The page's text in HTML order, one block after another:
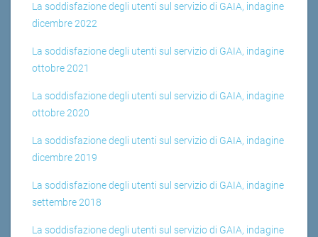
La soddisfazione degli utenti sul servizio di GAIA, indagine
dicembre 2022
La soddisfazione degli utenti sul servizio di GAIA, indagine
ottobre 2021
La soddisfazione degli utenti sul servizio di GAIA, indagine
ottobre 2020
La soddisfazione degli utenti sul servizio di GAIA, indagine
dicembre 2019
La soddisfazione degli utenti sul servizio di GAIA, indagine
settembre 2018
La soddisfazione degli utenti sul servizio di GAIA, indagine